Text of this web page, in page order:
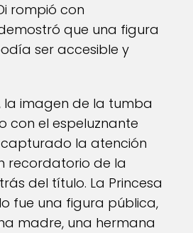
rompió con
que una figura
ser accesible y
la imagen de la tumba
con el espeluznante
la atención
recordatorio de la
del título. La Princesa
fue una figura pública,
madre, una hermana